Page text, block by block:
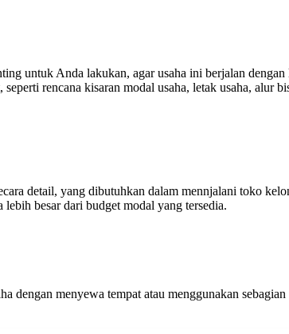
untuk Anda lakukan, agar usaha ini berjalan dengan
rencana kisaran modal usaha, letak usaha, alur
detail, yang dibutuhkan dalam mennjalani toko
besar dari budget modal yang tersedia.
menyewa tempat atau menggunakan